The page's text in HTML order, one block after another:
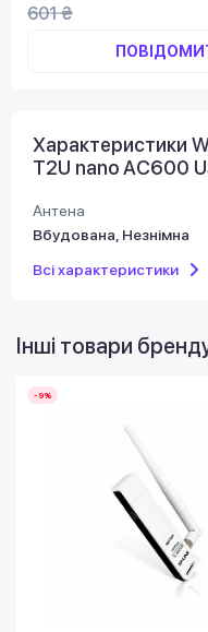
601 ₴
Характеристики
T2U nano AC600
Антена
Вбудована, Незнімна
Всі характеристики
Інші товари
-9%